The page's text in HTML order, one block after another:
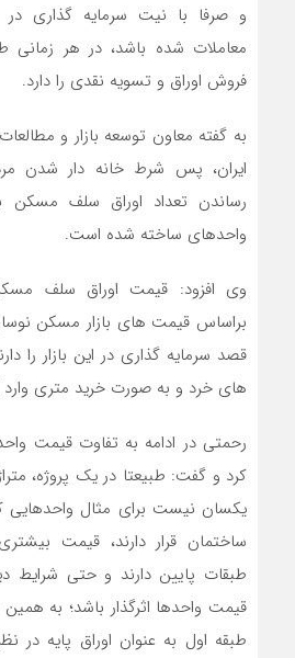
و صرفا با نیت سرمایه گذاری در
معاملات شده باشد، در هر زمانی
فروش اوراق و تسویه نقدی را دارد.
به گفته معاون توسعه بازار و
ایران، پس شرط خانه دار شدن
رساندن تعداد اوراق سلف مسکن
واحدهای ساخته شده است.
وی افزود: قیمت اوراق سلف مسکن
براساس قیمت های بازار مسکن
قصد سرمایه گذاری در این بازار را
های خرد و به صورت خرید متری وارد
رحمتی در ادامه به تفاوت قیمت
کرد و گفت: طبیعتا در یک پروژه،
یکسان نیست برای مثال واحدهایی
ساختمان قرار دارند، قیمت
طبقات پایین دارند و حتی شرایط
قیمت واحدها اثرگذار باشد؛ به
طبقه اول به عنوان اوراق پایه در